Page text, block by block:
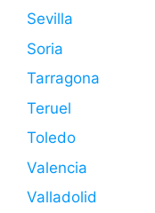
Sevilla
Soria
Tarragona
Teruel
Toledo
Valencia
Valladolid